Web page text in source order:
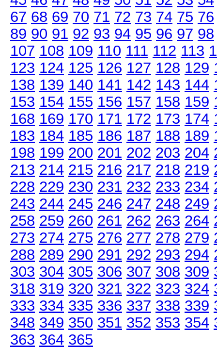
67 68 69 70 71 72 73 74 75 76
89 90 91 92 93 94 95 96 97 98
107 108 109 110 111 112 113
123 124 125 126 127 128 129
138 139 140 141 142 143 144
153 154 155 156 157 158 159
168 169 170 171 172 173 174
183 184 185 186 187 188 189
198 199 200 201 202 203 204
213 214 215 216 217 218 219
228 229 230 231 232 233 234
243 244 245 246 247 248 249
258 259 260 261 262 263 264
273 274 275 276 277 278 279
288 289 290 291 292 293 294
303 304 305 306 307 308 309
318 319 320 321 322 323 324
333 334 335 336 337 338 339
348 349 350 351 352 353 354
363 364 365